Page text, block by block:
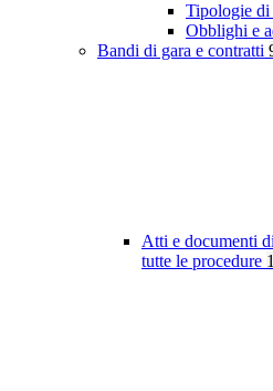
Tipologie
Obblighi e
Bandi di gara e contratti
Atti e documenti
tutte le procedure 1